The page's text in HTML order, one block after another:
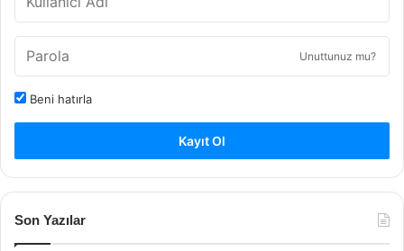
Unuttunuz mu?
Beni hatırla
Kayıt Ol
Son Yazılar